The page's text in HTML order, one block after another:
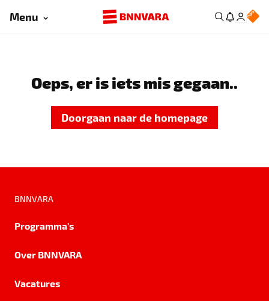
Menu
Oeps, er is iets mis gegaan..
Doorgaan naar de homepage
BNNVARA
Programma's
Over BNNVARA
Vacatures